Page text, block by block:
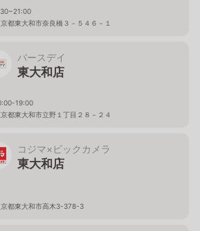
都東大和市奈良橋３－５４６－１
バースデイ
東大和店
19:00
都東大和市立野１丁目２８－２４
コジマ×ビックカメラ
東大和店
都東大和市高木3-378-3